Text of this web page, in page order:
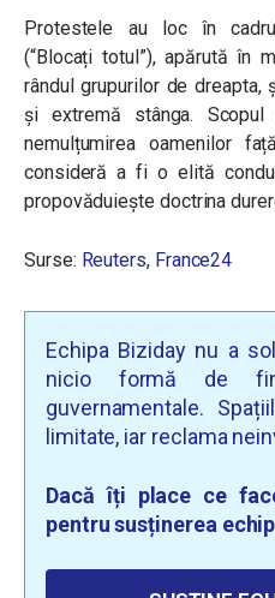
Protestele au loc în
(“Blocați totul”), apărută în
rândul grupurilor de
și extremă stânga.
nemulțumirea oamenilor
consideră a fi o elită
propovăduiește doctrina
Surse: Reuters, France24
Echipa Biziday nu a
nicio formă de
guvernamentale.
limitate, iar reclama
Dacă îți place ce
pentru susținerea